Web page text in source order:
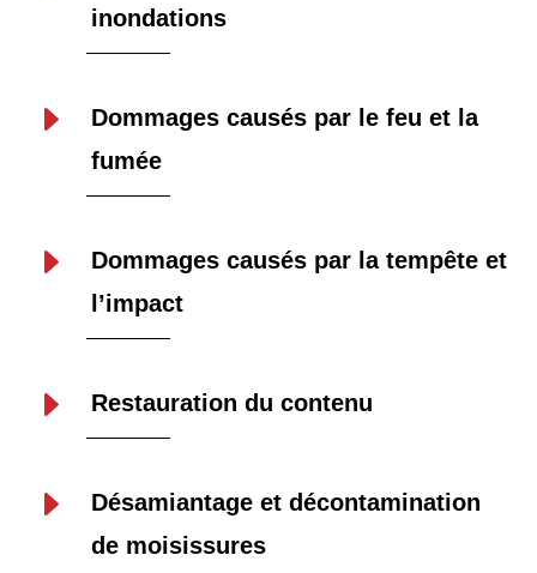
inondations
E
Dommages causés par le feu et la
fumée
E
Dommages causés par la tempête et
l’impact
E Restauration du contenu
E
Désamiantage et décontamination
de moisissures